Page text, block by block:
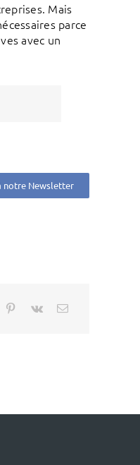
Mais
parce
avec un
notre Newsletter